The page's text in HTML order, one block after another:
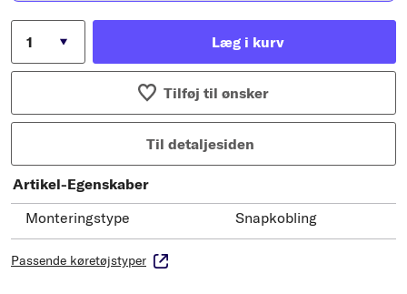
Læg i kurv
Tilføj til ønsker
Til detaljesiden
Artikel-Egenskaber
Monteringstype
Snapkobling
Passende køretøjstyper